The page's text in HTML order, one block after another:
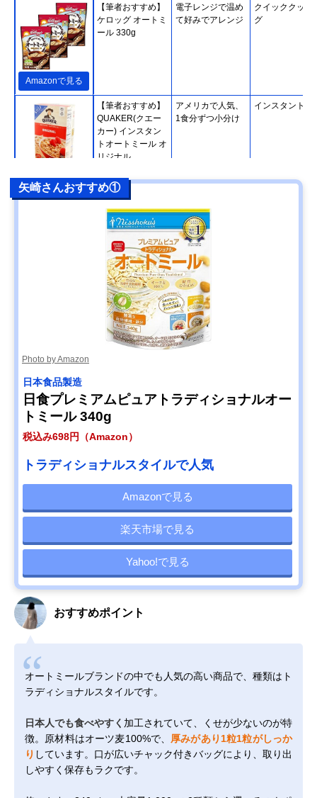
Amazonで見る
【筆者おすすめ】
ケロッグ オートミ
ール 330g
電子レンジで温め
て好みでアレンジ
クイッククッキ
グ
楽天市場で見る
【筆者おすすめ】
QUAKER(クエー
カー) インスタン
トオートミール オ
リジナル
アメリカで人気、
1食分ずつ小分け
インスタント
トップバリュ グリ
ーンアイ オーガニ
ックインスタント
オーツオートミー
栽培オーツ麦
100%
【筆者おすすめ】
日本食品製造 日食
オーガニックオー
生後5ヶ月から、
離乳食向け
矢崎さんおすすめ①
Photo by Amazon
日本食品製造
日食プレミアムピュアトラディショナルオー
トミール 340g
税込み698円（Amazon）
トラディショナルスタイルで人気
Amazonで見る
楽天市場で見る
Yahoo!で見る
おすすめポイント
オートミールブランドの中でも人気の高い商品で、種類はト
ラディショナルスタイルです。
日本人でも食べやすく 加工されていて、くせが少ないのが特
徴。原材料はオーツ麦100%で、 厚みがあり1粒1粒がしっか
り しています。口が広いチャック付きバッグにより、取り出
しやすく保存もラクです。